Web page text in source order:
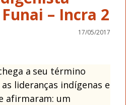
– Incra 2
17/05/2017
a seu término
lideranças indígenas e
afirmaram: um